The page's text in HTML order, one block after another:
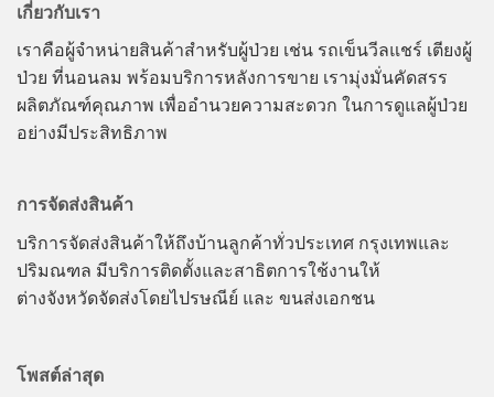
เกี่ยวกับเรา
เราคือผู้จำหน่ายสินค้าสำหรับผู้ป่วย เช่น รถเข็นวีลแชร์ เตียงผู้
ป่วย ที่นอนลม พร้อมบริการหลังการขาย เรามุ่งมั่นคัดสรร
ผลิตภัณฑ์คุณภาพ เพื่ออำนวยความสะดวก ในการดูแลผู้ป่วย
อย่างมีประสิทธิภาพ
การจัดส่งสินค้า
บริการจัดส่งสินค้าให้ถึงบ้านลูกค้าทั่วประเทศ กรุงเทพและ
ปริมณฑล มีบริการติดตั้งและสาธิตการใช้งานให้
ต่างจังหวัดจัดส่งโดยไปรษณีย์ และ ขนส่งเอกชน
โพสต์ล่าสุด